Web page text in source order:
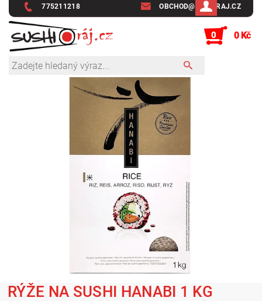
775211218 OBCHOD@SUSHIRAJ.CZ
0 0 Kč
RÝŽE NA SUSHI HANABI 1 KG